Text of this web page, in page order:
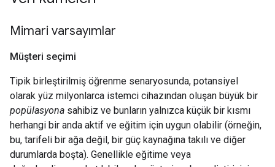
Mimari varsayımlar
Müşteri seçimi
Tipik birleştirilmiş öğrenme senaryosunda, potansiyel
olarak yüz milyonlarca istemci cihazından oluşan büyük bir
popülasyona sahibiz ve bunların yalnızca küçük bir kısmı
herhangi bir anda aktif ve eğitim için uygun olabilir (örneğin,
bu, tarifeli bir ağa değil, bir güç kaynağına takılı ve diğer
durumlarda boşta). Genellikle eğitime veya